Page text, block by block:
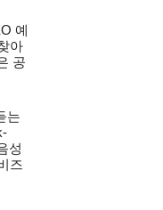
예
아
공
는
성
즈